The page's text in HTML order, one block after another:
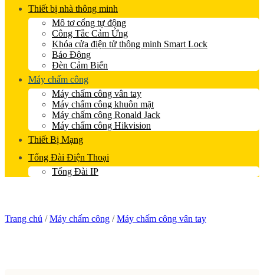
Thiết bị nhà thông minh
Mô tơ cổng tự động
Công Tắc Cảm Ứng
Khóa cửa điện tử thông minh Smart Lock
Báo Động
Đèn Cảm Biến
Máy chấm công
Máy chấm công vân tay
Máy chấm công khuôn mặt
Máy chấm công Ronald Jack
Máy chấm công Hikvision
Thiết Bị Mạng
Tổng Đài Điện Thoại
Tổng Đài IP
Trang chủ / Máy chấm công / Máy chấm công vân tay